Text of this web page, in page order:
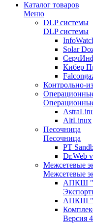
Каталог товаров
Меню
DLP системы
DLP системы
Solar
Кибер
Контрольно-
AltLinux
Песочница
Песочница
PT
Dr.Web
Межсетевые
Межсетевые
АПКШ
АПКШ
Версия 4